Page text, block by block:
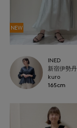
NEW
INED
kuro
165cm